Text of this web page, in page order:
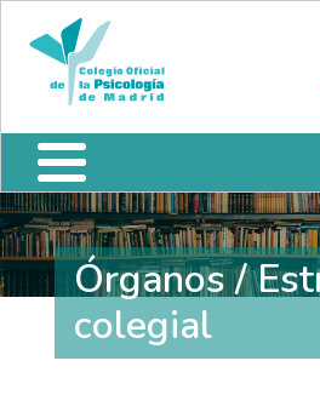
este
incluye
sistema
de
accesibilidad.
Pasar al contenido principal
Órganos /
colegial